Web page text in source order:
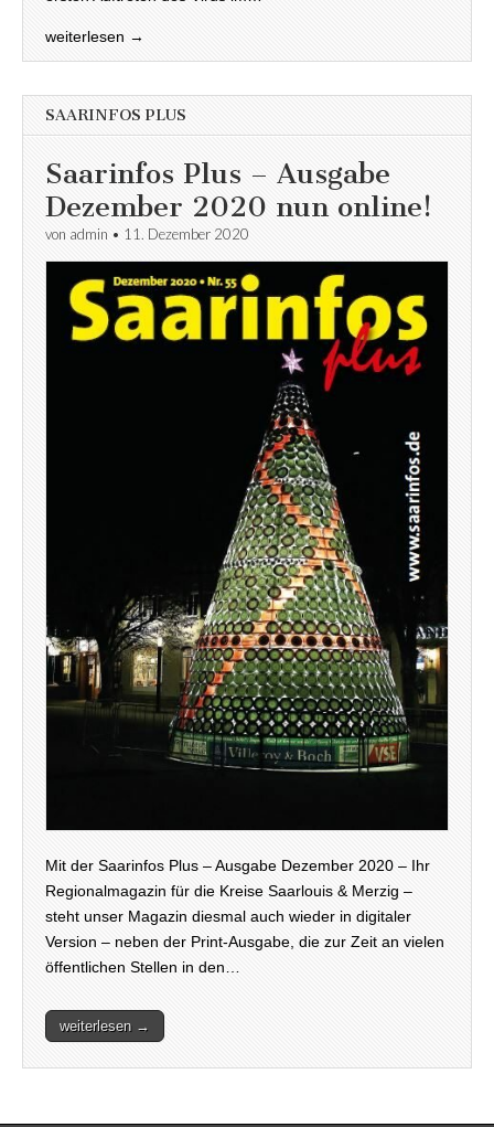
weiterlesen →
SAARINFOS PLUS
Saarinfos Plus – Ausgabe
Dezember 2020 nun online!
von admin • 11. Dezember 2020
Mit der Saarinfos Plus – Ausgabe Dezember 2020 – Ihr
Regionalmagazin für die Kreise Saarlouis & Merzig –
steht unser Magazin diesmal auch wieder in digitaler
Version – neben der Print-Ausgabe, die zur Zeit an vielen
öffentlichen Stellen in den…
weiterlesen →